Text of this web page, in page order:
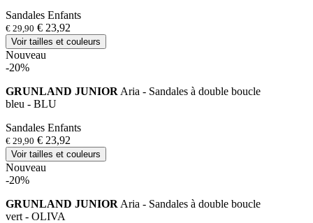
Sandales Enfants
€ 29,90 € 23,92
Voir tailles et couleurs
Nouveau
-20%
GRUNLAND JUNIOR Aria - Sandales à double boucle
bleu - BLU
Sandales Enfants
€ 29,90 € 23,92
Voir tailles et couleurs
Nouveau
-20%
GRUNLAND JUNIOR Aria - Sandales à double boucle
vert - OLIVA